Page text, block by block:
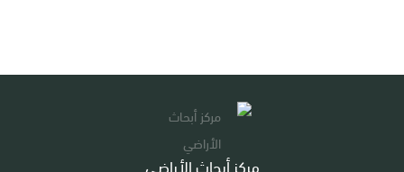
مركز أبحاث الأراضي